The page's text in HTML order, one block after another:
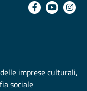
imprese culturali,
sociale